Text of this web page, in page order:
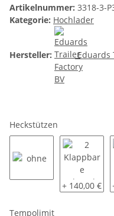
Artikelnummer: 3318-3-
Kategorie: Hochlader
Hersteller: Eduards
Heckstützen
2 Klappbare
+ 140,00 €
Tempolimit